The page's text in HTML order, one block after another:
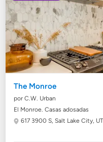
The Monroe
por C.W. Urban
El Monroe. Casas adosadas
617 3900 S,Salt Lake City,